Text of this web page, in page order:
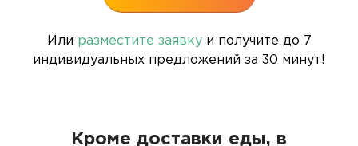
Или разместите заявкуи получите до 7
индивидуальных предложений за 30 минут!
Кроме доставки еды, в